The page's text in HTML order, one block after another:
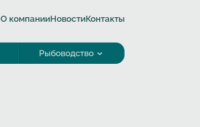
О компанииНовостиКонтакты
Рыбоводство